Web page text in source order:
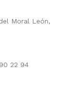
Moral León,
22 94